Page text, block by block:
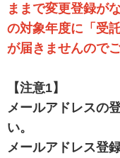
地域本部のページ
統計資料
利用規約
特定商取引法に基づ
ままで変更登録が
の対象年度に「受
が届きませんので
【注意1】
メールアドレスの
い。
メールアドレス登